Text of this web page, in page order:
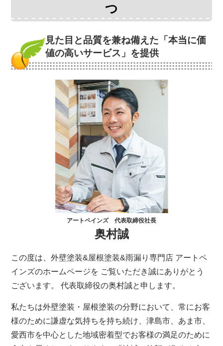
つ
見た目と品質を兼ね備えた 「本当に価
値の高いサービス」を提供
アートペインズ 代表取締役社長
奥村誠
この度は、外壁塗装&屋根塗装&雨漏り専門店 アートペ
インズのホームページを ご覧いただき誠にありがとう
ございます。 代表取締役の奥村誠と申します。
私たちは外壁塗装・屋根塗装の分野において、常にお客
様のために謙虚な気持ちを持ち続け、津島市、あま市、
愛西市を中心とした地域密着型でお客様の満足のために